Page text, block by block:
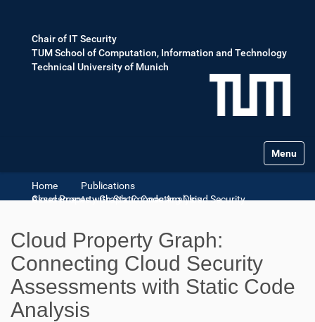
Chair of IT Security
TUM School of Computation, Information and Technology
Technical University of Munich
Toggle
Home
Publications
Cloud Property Graph: Connecting Cloud Security Assessments with Static Code Analysis
Cloud Property Graph:
Connecting Cloud Security
Assessments with Static Code
Analysis